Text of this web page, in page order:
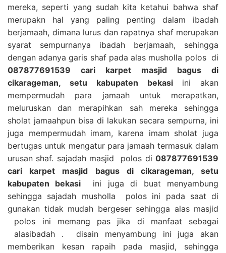
mereka, seperti yang sudah kita ketahui bahwa shaf
merupakn hal yang paling penting dalam ibadah
berjamaah, dimana lurus dan rapatnya shaf merupakan
syarat sempurnanya ibadah berjamaah, sehingga
dengan adanya garis shaf pada alas musholla polos di
087877691539 cari karpet masjid bagus di
cikarageman, setu kabupaten bekasi ini akan
mempermudah para jamaah untuk merapatkan,
meluruskan dan merapihkan sah mereka sehingga
sholat jamaahpun bisa di lakukan secara sempurna, ini
juga mempermudah imam, karena imam sholat juga
bertugas untuk mengatur para jamaah termasuk dalam
urusan shaf. sajadah masjid polos di 087877691539
cari karpet masjid bagus di cikarageman, setu
kabupaten bekasi
ini juga di buat menyambung
sehingga sajadah musholla polos ini pada saat di
gunakan tidak mudah bergeser sehingga alas masjid
polos ini memang pas jika di manfaat sebagai
alasibadah . disain menyambung ini juga akan
memberikan kesan rapaih pada masjid, sehingga